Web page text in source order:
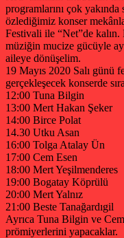
programlarını çok yakında
özlediğimiz konser
Festivali ile “Net”de
müziğin mucize gücüyle
aileye dönüşelim.
19 Mayıs 2020 Salı günü
gerçekleşecek konserde
12:00 Tuna Bilgin
13:00 Mert Hakan Şeker
14:00 Birce Polat
14.30 Utku Asan
16:00 Tolga Atalay Ün
17:00 Cem Esen
18:00 Mert Yeşilmenderes
19:00 Bogatay Köprülü
20:00 Mert Yalnız
21:00 Beste Tanağardıgil
Ayrıca Tuna Bilgin ve
prömiyerlerini yapacaklar.